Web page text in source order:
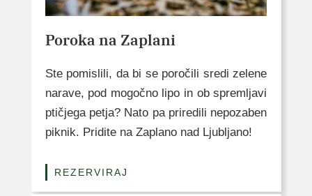
Poroka na Zaplani
Ste pomislili, da bi se poročili sredi zelene
narave, pod mogočno lipo in ob spremljavi
ptičjega petja? Nato pa priredili nepozaben
piknik. Pridite na Zaplano nad Ljubljano!
REZERVIRAJ